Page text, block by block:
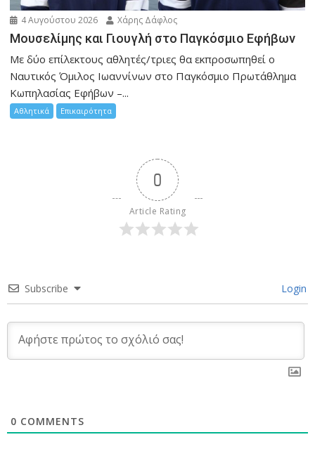
4 Αυγούστου 2026 Χάρης Δάφλος
Μουσελίμης και Γιουγλή στο Παγκόσμιο Εφήβων
Mε δύο επίλεκτους αθλητές/τριες θα εκπροσωπηθεί ο
Ναυτικός Όμιλος Ιωαννίνων στο Παγκόσμιο Πρωτάθλημα
Κωπηλασίας Εφήβων –...
Αθλητικά Επικαιρότητα
0
Article Rating
Subscribe Login
0 COMMENTS